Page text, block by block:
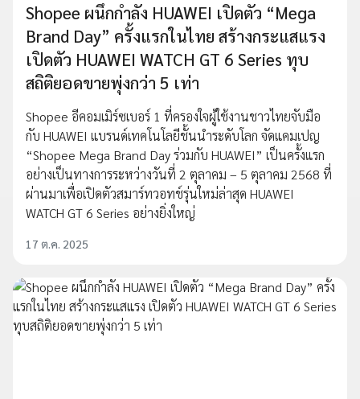
Shopee ผนึกกำลัง HUAWEI เปิดตัว “Mega
Brand Day” ครั้งแรกในไทย สร้างกระแสแรง
เปิดตัว HUAWEI WATCH GT 6 Series ทุบ
สถิติยอดขายพุ่งกว่า 5 เท่า
Shopee อีคอมเมิร์ซเบอร์ 1 ที่ครองใจผู้ใช้งานชาวไทยจับมือ
กับ HUAWEI แบรนด์เทคโนโลยีชั้นนำระดับโลก จัดแคมเปญ
“Shopee Mega Brand Day ร่วมกับ HUAWEI” เป็นครั้งแรก
อย่างเป็นทางการระหว่างวันที่ 2 ตุลาคม – 5 ตุลาคม 2568 ที่
ผ่านมาเพื่อเปิดตัวสมาร์ทวอทช์รุ่นใหม่ล่าสุด HUAWEI
WATCH GT 6 Series อย่างยิ่งใหญ่
17 ต.ค. 2025